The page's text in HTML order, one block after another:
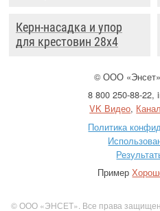
Керн-насадка и упор
для крестовин 28x4
©ООО
8 800 250-88-22,
VK Видео,
Политика
Пример
© ООО «ЭНСЕТ». Все права